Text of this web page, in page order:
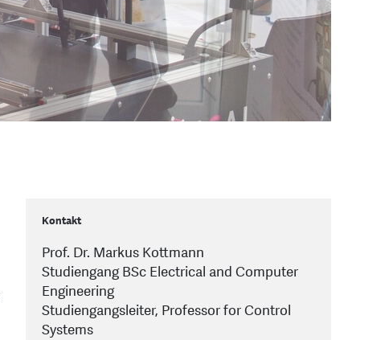
Kontakt
Prof. Dr. Markus Kottmann
Studiengang BSc Electrical and Computer
Engineering
Studiengangsleiter, Professor for Control
Systems